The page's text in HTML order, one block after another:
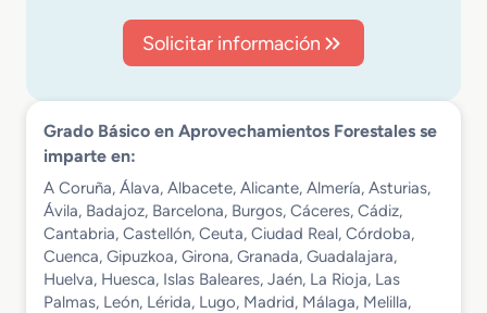
Solicitar información
Grado Básico en Aprovechamientos Forestales se
imparte en:
A Coruña, Álava, Albacete, Alicante, Almería, Asturias,
Ávila, Badajoz, Barcelona, Burgos, Cáceres, Cádiz,
Cantabria, Castellón, Ceuta, Ciudad Real, Córdoba,
Cuenca, Gipuzkoa, Girona, Granada, Guadalajara,
Huelva, Huesca, Islas Baleares, Jaén, La Rioja, Las
Palmas, León, Lérida, Lugo, Madrid, Málaga, Melilla,